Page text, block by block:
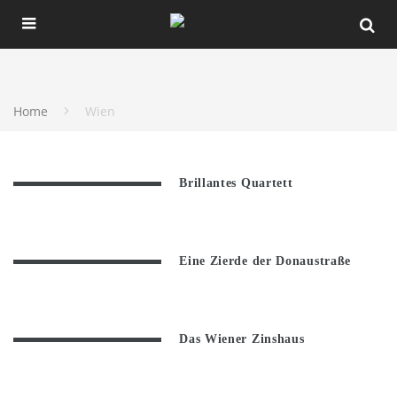
Home Wien
Brillantes Quartett
Eine Zierde der Donaustraße
Das Wiener Zinshaus